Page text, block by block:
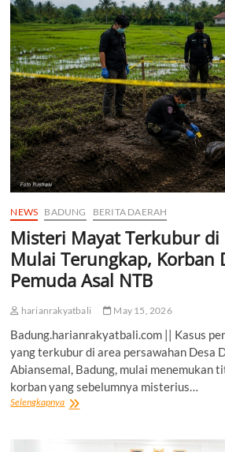
Pangan
Melalui
Kemandirian
Sumber
Daya
NEWS BADUNG BERITA DAERAH
Misteri Mayat Terkubur di
Mulai Terungkap, Korban
Pemuda Asal NTB
harianrakyatbali May 15, 2026
Badung.harianrakyatbali.com || Kasus
yang terkubur di area persawahan Desa
Abiansemal, Badung, mulai menemukan
korban yang sebelumnya misterius…
SelengkapnyaMisteri